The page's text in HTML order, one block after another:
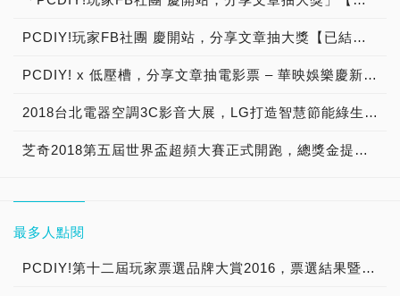
PCDIY!玩家FB社團 慶開站，分享文章抽大獎【已結束】
PCDIY! x 低壓槽，分享文章抽電影票 – 華映娛樂慶新片上映活動【名單公佈】
2018台北電器空調3C影音大展，LG打造智慧節能綠生活，驚喜優惠好禮加碼享不完
芝奇2018第五屆世界盃超頻大賽正式開跑，總獎金提升至2萬美金新高
最多人點閱
PCDIY!第十二屆玩家票選品牌大賞2016，票選結果暨得獎公布！